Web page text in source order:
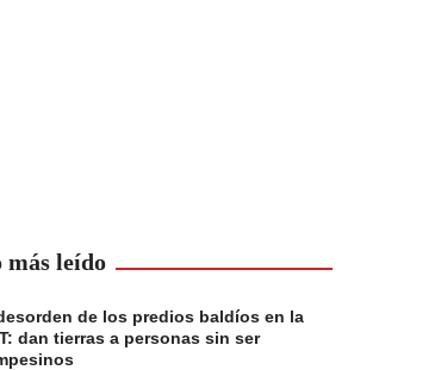
más leído
de los predios baldíos en la
dan tierras a personas sin ser